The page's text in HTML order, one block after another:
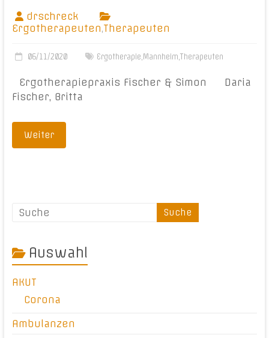
drschreck
Ergotherapeuten,Therapeuten
06/11/2020 Ergotherapie, Mannheim,Therapeuten
Ergotherapiepraxis Fischer & Simon Daria
Fischer, Britta
Weiter
Auswahl
AKUT
Corona
Ambulanzen